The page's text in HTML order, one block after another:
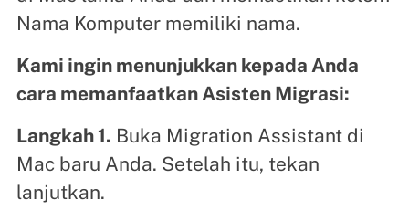
Nama Komputer memiliki nama.
Kami ingin menunjukkan kepada Anda
cara memanfaatkan Asisten Migrasi:
Langkah 1. Buka Migration Assistant di
Mac baru Anda. Setelah itu, tekan
lanjutkan.